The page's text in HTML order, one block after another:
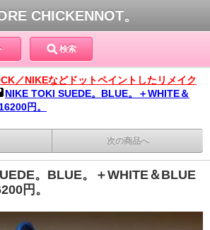
CHICKENNOT。
検索
／NIKEなどドットペイントしたリメイク
NIKE TOKI SUEDE。BLUE。＋WHITE＆
円。
次の商品へ
。BLUE。＋WHITE＆BLUE
円。